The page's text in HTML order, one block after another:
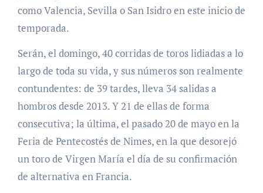
como Valencia, Sevilla o San Isidro en este inicio de
temporada.
Serán, el domingo, 40 corridas de toros lidiadas a lo
largo de toda su vida, y sus números son realmente
contundentes: de 39 tardes, lleva 34 salidas a
hombros desde 2013. Y 21 de ellas de forma
consecutiva; la última, el pasado 20 de mayo en la
Feria de Pentecostés de Nimes, en la que desorejó
un toro de Virgen María el día de su confirmación
de alternativa en Francia.